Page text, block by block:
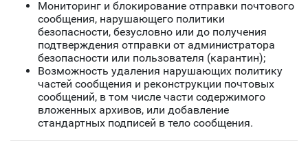
Мониторинг и блокирование отправки почтового
сообщения, нарушающего политики
безопасности, безусловно или до получения
подтверждения отправки от администратора
безопасности или пользователя (карантин);
Возможность удаления нарушающих политику
частей сообщения и реконструкции почтовых
сообщений, в том числе части содержимого
вложенных архивов, или добавление
стандартных подписей в тело сообщения.